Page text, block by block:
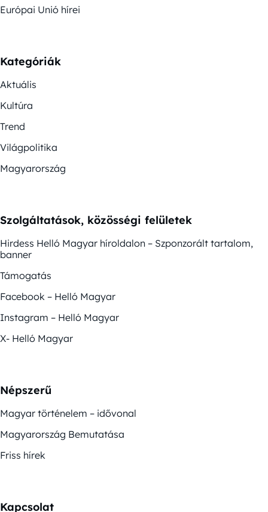
Európai Unió hírei
Kategóriák
Aktuális
Kultúra
Trend
Világpolitika
Magyarország
Szolgáltatások, közösségi felületek
Hirdess Helló Magyar híroldalon – Szponzorált tartalom,
banner
Támogatás
Facebook – Helló Magyar
Instagram – Helló Magyar
X- Helló Magyar
Népszerű
Magyar történelem – idővonal
Magyarország Bemutatása
Friss hírek
Kapcsolat